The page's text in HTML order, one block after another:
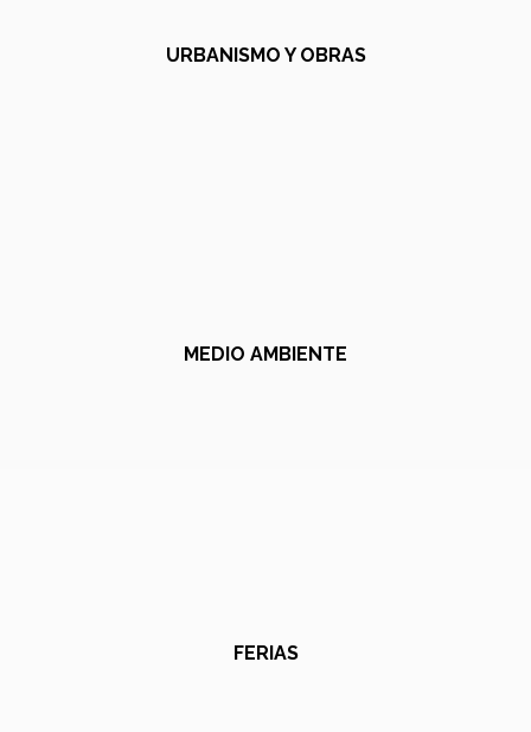
URBANISMO Y OBRAS
MEDIO AMBIENTE
FERIAS